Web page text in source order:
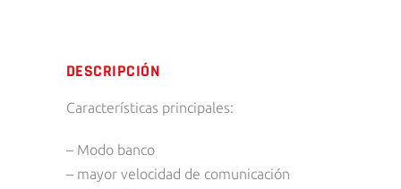
DESCRIPCIÓN
Características principales:
– Modo banco
– mayor velocidad de comunicación